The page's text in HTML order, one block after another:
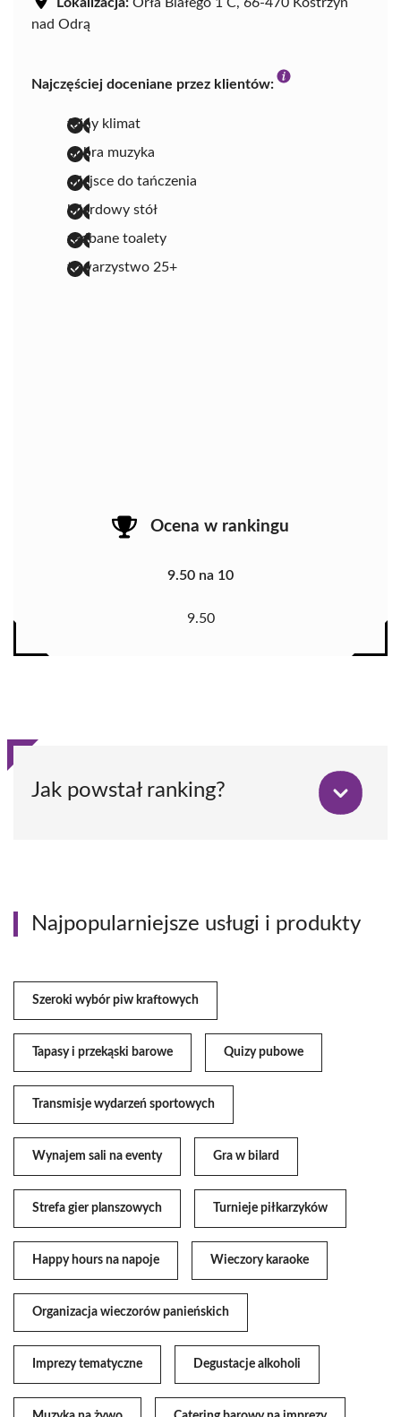
nad Odrą
Najczęściej doceniane przez klientów:
fajny klimat
dobra muzyka
miejsce do tańczenia
bilardowy stół
zadbane toalety
towarzystwo 25+
Ocena w rankingu
9.50 na 10
9.50
Jak powstał ranking?
Najpopularniejsze usługi i produkty
Szeroki wybór piw kraftowych
Tapasy i przekąski barowe Quizy pubowe
Transmisje wydarzeń sportowych
Wynajem sali na eventy Gra w bilard
Strefa gier planszowych Turnieje piłkarzyków
Happy hours na napoje Wieczory karaoke
Organizacja wieczorów panieńskich
Imprezy tematyczne Degustacje alkoholi